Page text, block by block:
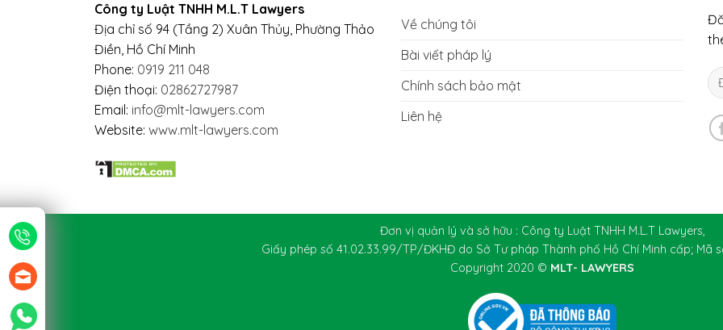
Công ty Luật TNHH M.L.T Lawyers
Địa chỉ số 94 (Tầng 2) Xuân Thủy, Phường Thảo
Điền, Hồ Chí Minh
Phone: 0919 211 048
Điện thoại: 02862727987
Email: info@mlt-lawyers.com
Website: www.mlt-lawyers.com
Về chúng tôi
Bài viết pháp lý
Chính sách bảo mật
Liên hệ
Đơn vị quản lý và sở hữu : Công ty Luật TNHH M.L.T Lawyers,
Giấy phép số 41.02.33.99/TP/ĐKHĐ do Sở Tư pháp Thành phố Hồ Chí Minh cấp; Mã
Copyright 2020 © MLT- LAWYERS